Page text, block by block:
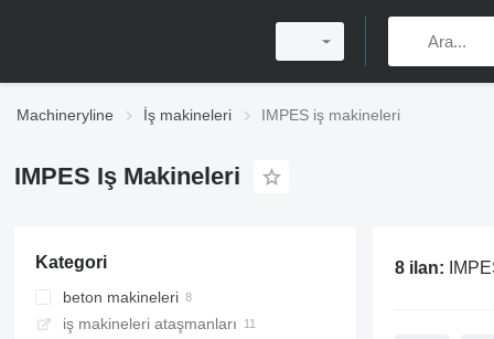
Machineryline İş makineleri IMPES iş makineleri
IMPES Iş Makineleri
Kategori
beton makineleri
transmikserler
iş makineleri ataşmanları
8 ilan: